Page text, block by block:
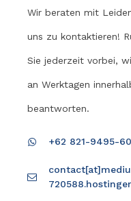
Wir beraten mit
uns zu kontaktieren!
Sie jederzeit vorbei,
an Werktagen
beantworten.
+62 821-9495-